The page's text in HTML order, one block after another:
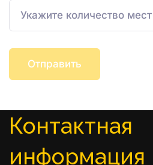
Отправить
Контактная
информация